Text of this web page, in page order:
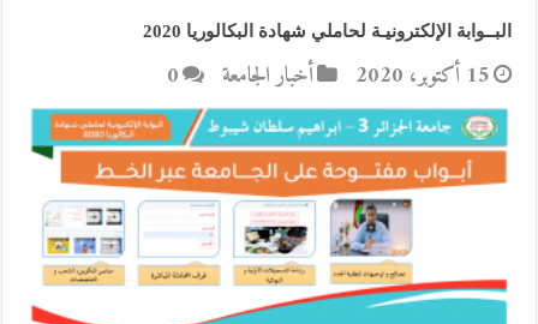
البــوابة الإلكترونيـة لحاملي شهادة البكالوريا 2020
15 أكتوبر، 2020 أخبار الجامعة 0